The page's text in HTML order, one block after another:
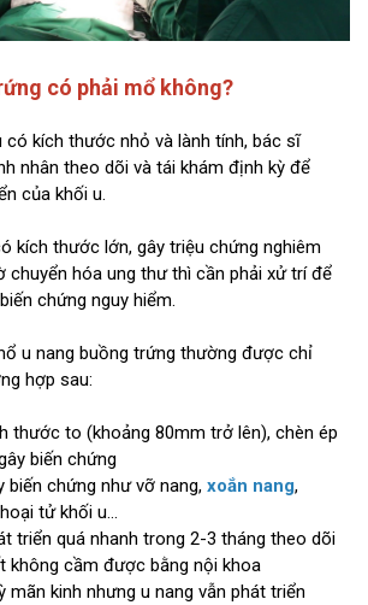
có phải mổ không?
có kích thước nhỏ và lành tính, bác sĩ
nhân theo dõi và tái khám định kỳ để
của khối u.
kích thước lớn, gây triệu chứng nghiêm
chuyển hóa ung thư thì cần phải xử trí để
chứng nguy hiểm.
u nang buồng trứng thường được chỉ
hợp sau:
thước to (khoảng 80mm trở lên), chèn ép
biến chứng
biến chứng như vỡ nang, xoắn nang,
tử khối u…
triển quá nhanh trong 2-3 tháng theo dõi
không cầm được bằng nội khoa
mãn kinh nhưng u nang vẫn phát triển